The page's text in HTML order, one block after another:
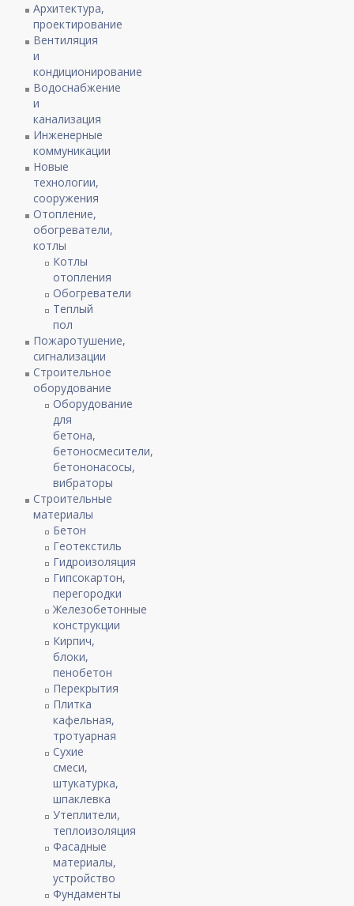
Архитектура,
проектирование
Вентиляция
и
кондиционирование
Водоснабжение
и
канализация
Инженерные
коммуникации
Новые
технологии,
сооружения
Отопление,
обогреватели,
котлы
Котлы
отопления
Обогреватели
Теплый
пол
Пожаротушение,
сигнализации
Строительное
оборудование
Оборудование
для
бетона,
бетоносмесители,
бетононасосы,
вибраторы
Строительные
материалы
Бетон
Геотекстиль
Гидроизоляция
Гипсокартон,
перегородки
Железобетонные
конструкции
Кирпич,
блоки,
пенобетон
Перекрытия
Плитка
кафельная,
тротуарная
Сухие
смеси,
штукатурка,
шпаклевка
Утеплители,
теплоизоляция
Фасадные
материалы,
устройство
Фундаменты